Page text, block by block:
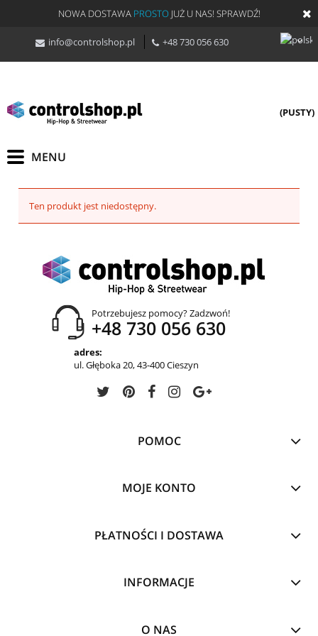
NOWA DOSTAWA PROSTO JUŻ U NAS! SPRAWDŹ!
info@controlshop.pl +48 730 056 630
(PUSTY)
Ten produkt jest niedostępny.
Potrzebujesz pomocy? Zadzwoń!
+48 730 056 630
adres:
ul. Głęboka 20, 43-400 Cieszyn
POMOC
MOJE KONTO
PŁATNOŚCI I DOSTAWA
INFORMACJE
O NAS